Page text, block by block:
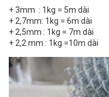
+ 3mm : 1kg = 5m dài
+ 2,7mm: 1kg = 6m dài
+ 2,5mm : 1kg = 7m dài
+ 2,2 mm : 1kg =10m dài